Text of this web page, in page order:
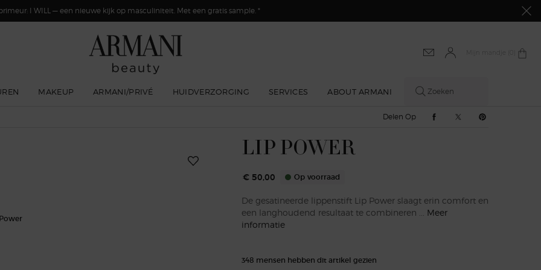
I WILL — een nieuwe kijk op masculiniteit. Met een gratis sample. *
Mijn mandje
0 product
MAKEUP ARMANI/PRIVÉ HUIDVERZORGING SERVICES ABOUT ARMANI Zoeken
Delen Op Delen Op Facebook
Delen Op Twitter
Delen Op
LIP POWER
€ 50,00 Op voorraad
De gesatineerde lippenstift Lip Power slaagt erin comfort en
een langhoudend resultaat te combineren ... Meer
informatie
348 mensen hebben dit artikel gezien